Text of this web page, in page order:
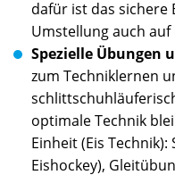
dafür ist das sichere
Umstellung auch
Spezielle Übungen
zum Techniklernen
optimale Technik
Einheit (Eis Technik):
Eishockey),